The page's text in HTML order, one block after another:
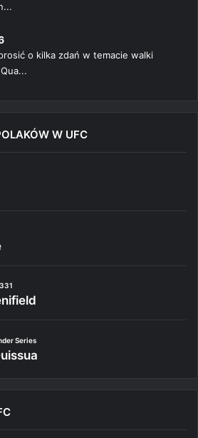
o kilka zdań w temacie walki
W UFC
Series